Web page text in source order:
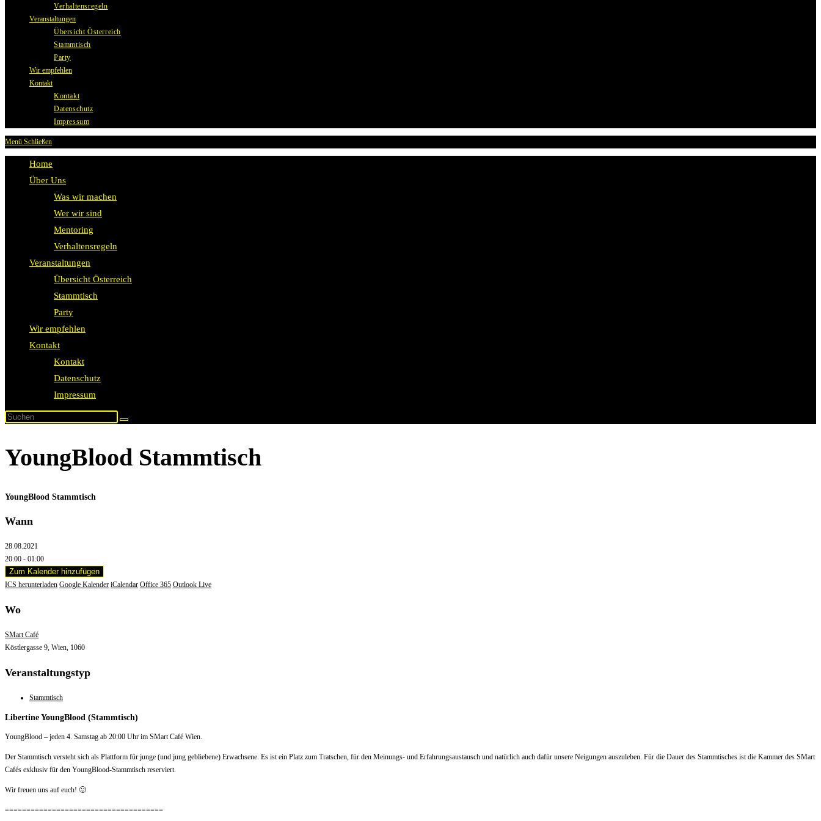
Verhaltensregeln
Veranstaltungen
Übersicht Österreich
Stammtisch
Party
Wir empfehlen
Kontakt
Kontakt
Datenschutz
Impressum
Menü Schließen
Home
Über Uns
Was wir machen
Wer wir sind
Mentoring
Verhaltensregeln
Veranstaltungen
Übersicht Österreich
Stammtisch
Party
Wir empfehlen
Kontakt
Kontakt
Datenschutz
Impressum
YoungBlood Stammtisch
YoungBlood Stammtisch
Wann
28.08.2021
20:00 - 01:00
Zum Kalender hinzufügen
ICS herunterladen Google Kalender iCalendar Office 365 Outlook Live
Wo
SMart Café
Köstlergasse 9, Wien, 1060
Veranstaltungstyp
Stammtisch
Libertine YoungBlood (Stammtisch)
YoungBlood – jeden 4. Samstag ab 20:00 Uhr im SMart Café Wien.
Der Stammtisch versteht sich als Plattform für junge (und jung gebliebene) Erwachsene. Es ist ein Platz zum Tratschen, für den Meinungs- und Erfahrungsaustausch und natürlich auch dafür unsere Neigungen auszuleben. Für die Dauer des Stammtisches ist die Kammer des SMart
Cafés exklusiv für den YoungBlood-Stammtisch reserviert.
Wir freuen uns auf euch! 🙂
=====================================